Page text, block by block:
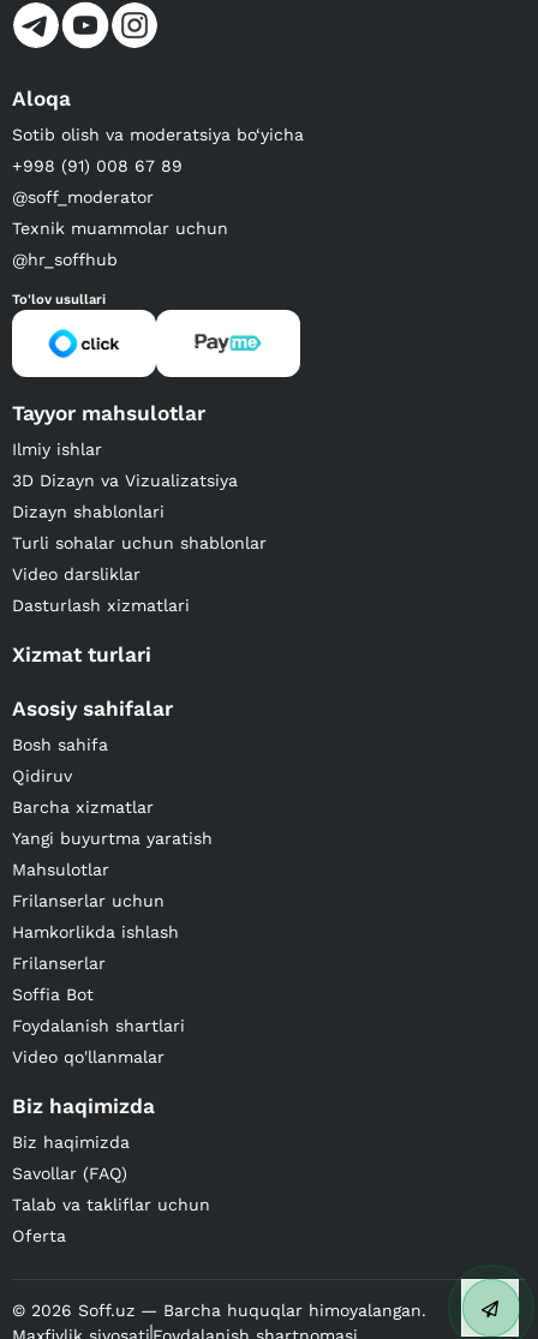
Aloqa
Sotib olish va moderatsiya bo‘yicha
+998 (91) 008 67 89
@soff_moderator
Texnik muammolar uchun
@hr_soffhub
To'lov usullari
Tayyor mahsulotlar
Ilmiy ishlar
3D Dizayn va Vizualizatsiya
Dizayn shablonlari
Turli sohalar uchun shablonlar
Video darsliklar
Dasturlash xizmatlari
Xizmat turlari
Asosiy sahifalar
Bosh sahifa
Qidiruv
Barcha xizmatlar
Yangi buyurtma yaratish
Mahsulotlar
Frilanserlar uchun
Hamkorlikda ishlash
Frilanserlar
Soffia Bot
Foydalanish shartlari
Video qo'llanmalar
Biz haqimizda
Biz haqimizda
Savollar (FAQ)
Talab va takliflar uchun
Oferta
© 2026 Soff.uz — Barcha huquqlar himoyalangan.